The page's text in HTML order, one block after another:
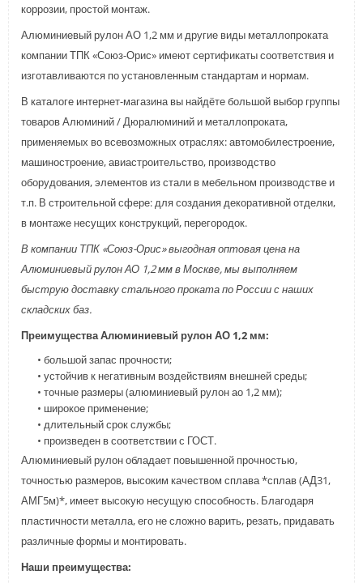
коррозии, простой монтаж.
Алюминиевый рулон АО 1,2 мм и другие виды металлопроката
компании ТПК «Союз-Орис» имеют сертификаты соответствия и
изготавливаются по установленным стандартам и нормам.
В каталоге интернет-магазина вы найдёте большой выбор группы
товаров Алюминий / Дюралюминий и металлопроката,
применяемых во всевозможных отраслях: автомобилестроение,
машиностроение, авиастроительство, производство
оборудования, элементов из стали в мебельном производстве и
т.п. В строительной сфере: для создания декоративной отделки,
в монтаже несущих конструкций, перегородок.
В компании ТПК «Союз-Орис» выгодная оптовая цена на
Алюминиевый рулон АО 1,2 мм в Москве, мы выполняем
быструю доставку стального проката по России с наших
складских баз.
Преимущества Алюминиевый рулон АО 1,2 мм:
• большой запас прочности;
• устойчив к негативным воздействиям внешней среды;
• точные размеры (алюминиевый рулон ао 1,2 мм);
• широкое применение;
• длительный срок службы;
• произведен в соответствии с ГОСТ.
Алюминиевый рулон обладает повышенной прочностью,
точностью размеров, высоким качеством сплава *сплав (АД31,
АМГ5м)*, имеет высокую несущую способность. Благодаря
пластичности металла, его не сложно варить, резать, придавать
различные формы и монтировать.
Наши преимущества: